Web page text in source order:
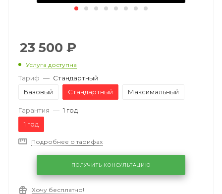
23 500 ₽
Услуга доступна
Тариф — Стандартный
Базовый
Стандартный Максимальный
Гарантия — 1 год
1 год
Подробнее о тарифах
ПОЛУЧИТЬ КОНСУЛЬТАЦИЮ
Хочу бесплатно!